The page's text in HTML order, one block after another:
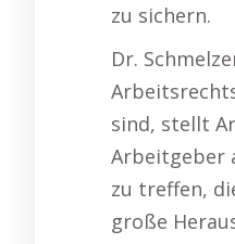
zu sichern.
Dr.
sind, stellt
Arbeitgeber
zu treffen,
große